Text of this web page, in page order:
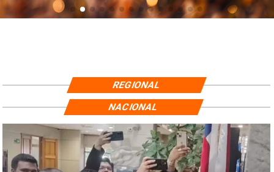
REGIONAL
NACIONAL